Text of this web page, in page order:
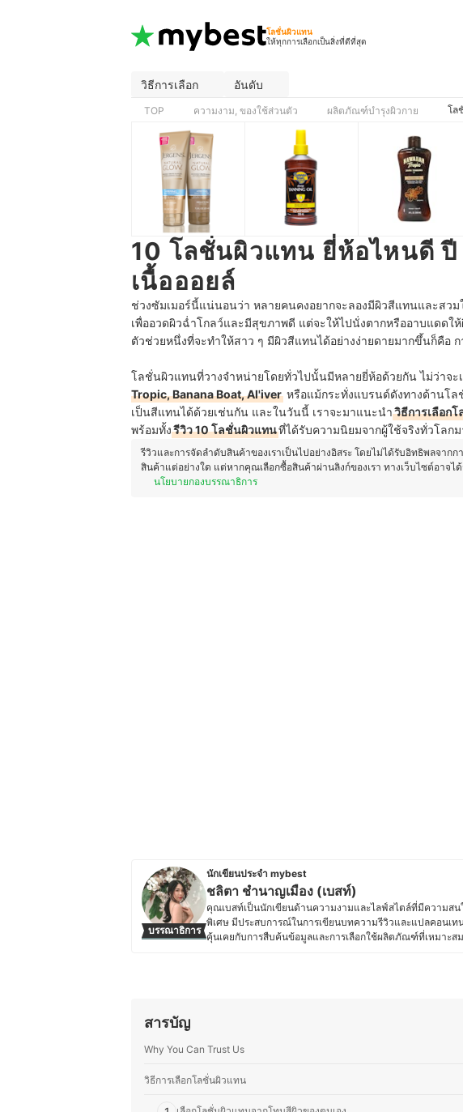
โลชั่นผิวแทน
ให้ทุกการเลือกเป็นสิ่งที่ดีที่สุด
วิธีการเลือก อันดับ
TOP ความงาม, ของใช้ส่วนตัว ผลิตภัณฑ์บำรุงผิวกาย โล
10 โลชั่นผิวแทน ยี่ห้อไหนดี
เนื้อออยล์
ช่วงซัมเมอร์นี้แน่นอนว่า หลายคนคงอยากจะลองมีผิวสีแทนและสว
เพื่ออวดผิวฉ่ำโกลว์และมีสุขภาพดี แต่จะให้ไปนั่งตากหรืออาบแดด
ตัวช่วยหนึ่งที่จะทำให้สาว ๆ มีผิวสีแทนได้อย่างง่ายดายมากขึ้นก็คือ
โลชั่นผิวแทนที่วางจำหน่ายโดยทั่วไปนั้นมีหลายยี่ห้อด้วยกัน ไม่ว่าจะ
Tropic, Banana Boat, Al'iver หรือแม้กระทั่งแบรนด์ดังทางด้านโล
เป็นสีแทนได้ด้วยเช่นกัน และในวันนี้ เราจะมาแนะนำวิธีการเลือก
พร้อมทั้งรีวิว 10 โลชั่นผิวแทนที่ได้รับความนิยมจากผู้ใช้จริงทั่วโลก
รีวิวและการจัดลำดับสินค้าของเราเป็นไปอย่างอิสระ โดยไม่ได้รับอิทธิพลจาก
สินค้าแต่อย่างใด แต่หากคุณเลือกซื้อสินค้าผ่านลิงก์ของเรา ทางเว็บไซต์อาจ
นโยบายกองบรรณาธิการ
บรรณาธิการ
นักเขียนประจำ mybest
ชลิตา ชำนาญเมือง (เบสท์)
คุณเบสท์เป็นนักเขียนด้านความงามและไลฟ์สไตล์ที่มีความส
พิเศษ มีประสบการณ์ในการเขียนบทความรีวิวและแปลคอนเ
คุ้นเคยกับการสืบค้นข้อมูลและการเลือกใช้ผลิตภัณฑ์ที่เหมาะ
ประวัติของ ชลิตา ชำนาญเมือง (เบสท์)
สารบัญ
Why You Can Trust Us
วิธีการเลือกโลชั่นผิวแทน